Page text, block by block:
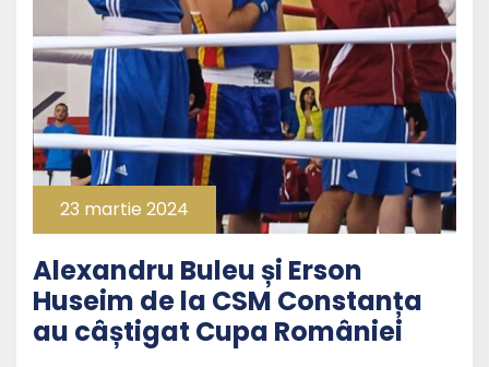
23 martie 2024
Alexandru Buleu și Erson
Huseim de la CSM Constanța
au câștigat Cupa României